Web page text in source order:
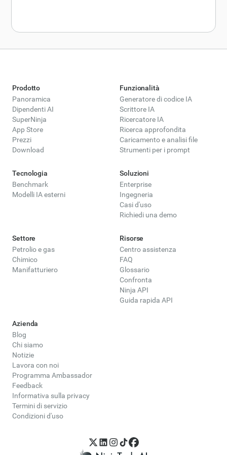
Prodotto
Panoramica
Dipendenti AI
SuperNinja
App Store
Prezzi
Download
Funzionalità
Generatore di codice IA
Scrittore IA
Ricercatore IA
Ricerca approfondita
Caricamento e analisi file
Strumenti per i prompt
Tecnologia
Benchmark
Modelli IA esterni
Soluzioni
Enterprise
Ingegneria
Casi d'uso
Richiedi una demo
Settore
Petrolio e gas
Chimico
Manifatturiero
Risorse
Centro assistenza
FAQ
Glossario
Confronta
Ninja API
Guida rapida API
Azienda
Blog
Chi siamo
Notizie
Lavora con noi
Programma Ambassador
Feedback
Informativa sulla privacy
Termini di servizio
Condizioni d'uso